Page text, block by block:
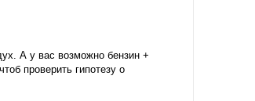
А у вас возможно бензин +
проверить гипотезу о